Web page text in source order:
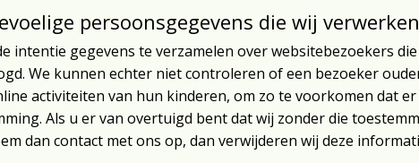
persoonsgegevens die wij verwerken
intentie gegevens te verzamelen over websitebezoekers
We kunnen echter niet controleren of een bezoeker
activiteiten van hun kinderen, om zo te voorkomen dat
Als u er van overtuigd bent dat wij zonder die
dan contact met ons op, dan verwijderen wij deze